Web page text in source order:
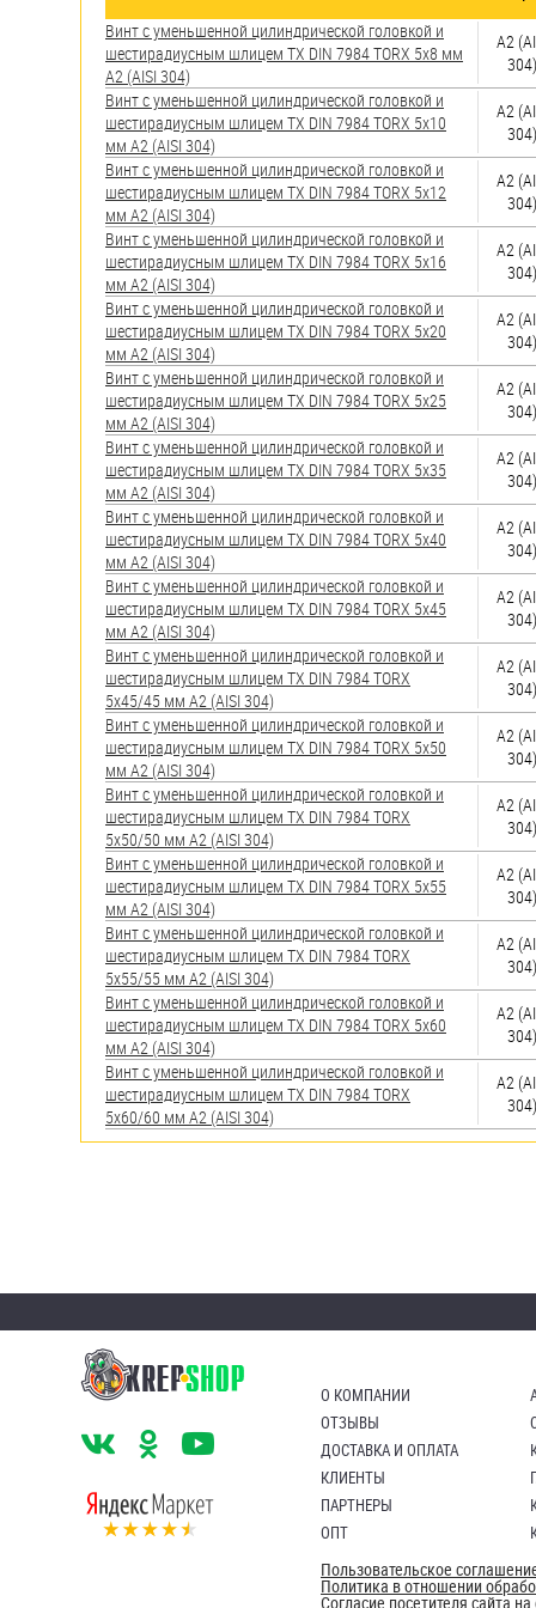
Пробки
Саморезы и шурупы
Стопорные кольца
Такелаж
Хомуты
Шайбы
Шпильки
Шплинты
Штифты и пальцы
Винт с уменьшенной цилиндрической головкой и
шестирадиусным шлицем TX DIN 7984 TORX 5х8 мм
А2 (AISI 304)
А2
304)
Винт с уменьшенной цилиндрической головкой и
шестирадиусным шлицем TX DIN 7984 TORX 5х10
мм А2 (AISI 304)
А2
304)
Винт с уменьшенной цилиндрической головкой и
шестирадиусным шлицем TX DIN 7984 TORX 5х12
мм А2 (AISI 304)
А2
304)
Винт с уменьшенной цилиндрической головкой и
шестирадиусным шлицем TX DIN 7984 TORX 5х16
мм А2 (AISI 304)
А2
304)
Винт с уменьшенной цилиндрической головкой и
шестирадиусным шлицем TX DIN 7984 TORX 5х20
мм А2 (AISI 304)
А2
304)
Винт с уменьшенной цилиндрической головкой и
шестирадиусным шлицем TX DIN 7984 TORX 5х25
мм А2 (AISI 304)
А2
304)
Винт с уменьшенной цилиндрической головкой и
шестирадиусным шлицем TX DIN 7984 TORX 5х35
мм А2 (AISI 304)
А2
304)
Винт с уменьшенной цилиндрической головкой и
шестирадиусным шлицем TX DIN 7984 TORX 5х40
мм А2 (AISI 304)
А2
304)
Винт с уменьшенной цилиндрической головкой и
шестирадиусным шлицем TX DIN 7984 TORX 5х45
мм А2 (AISI 304)
А2
304)
Винт с уменьшенной цилиндрической головкой и
шестирадиусным шлицем TX DIN 7984 TORX
5х45/45 мм А2 (AISI 304)
А2
304)
Винт с уменьшенной цилиндрической головкой и
шестирадиусным шлицем TX DIN 7984 TORX 5х50
мм А2 (AISI 304)
А2
304)
Винт с уменьшенной цилиндрической головкой и
шестирадиусным шлицем TX DIN 7984 TORX
5х50/50 мм А2 (AISI 304)
А2
304)
Винт с уменьшенной цилиндрической головкой и
шестирадиусным шлицем TX DIN 7984 TORX 5х55
мм А2 (AISI 304)
А2
304)
Винт с уменьшенной цилиндрической головкой и
шестирадиусным шлицем TX DIN 7984 TORX
5х55/55 мм А2 (AISI 304)
А2
304)
Винт с уменьшенной цилиндрической головкой и
шестирадиусным шлицем TX DIN 7984 TORX 5х60
мм А2 (AISI 304)
А2
304)
Винт с уменьшенной цилиндрической головкой и
шестирадиусным шлицем TX DIN 7984 TORX
5х60/60 мм А2 (AISI 304)
А2
304)
О КОМПАНИИ
ОТЗЫВЫ
ДОСТАВКА И ОПЛАТА
КЛИЕНТЫ
ПАРТНЕРЫ
ОПТ
Пользовательское
Политика в отношении
Согласие посетителя сайта